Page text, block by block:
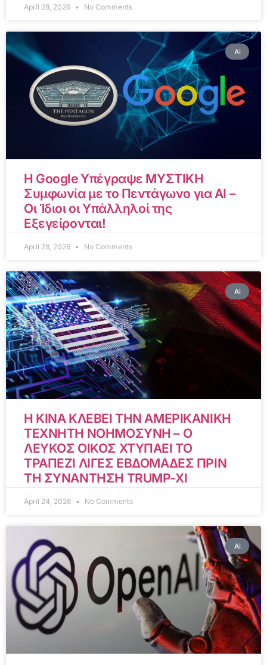
April 28, 2026 No Comments
AI
Η Google Υπέγραψε ΜΥΣΤΙΚΗ
Συμφωνία με το Πεντάγωνο για AI –
Οι Ίδιοι οι Υπάλληλοί της
Εξεγείρονται!
April 28, 2026 No Comments
AI
Η ΚΙΝΑ ΚΛΕΒΕΙ ΤΗΝ ΑΜΕΡΙΚΑΝΙΚΗ
ΤΕΧΝΗΤΗ ΝΟΗΜΟΣΥΝΗ – Ο
ΛΕΥΚΟΣ ΟΙΚΟΣ ΧΤΥΠΑΕΙ ΤΟ
ΤΡΑΠΕΖΙ ΛΙΓΕΣ ΕΒΔΟΜΑΔΕΣ ΠΡΙΝ
ΤΗ ΣΥΝΑΝΤΗΣΗ TRUMP-XI
April 24, 2026 No Comments
AI